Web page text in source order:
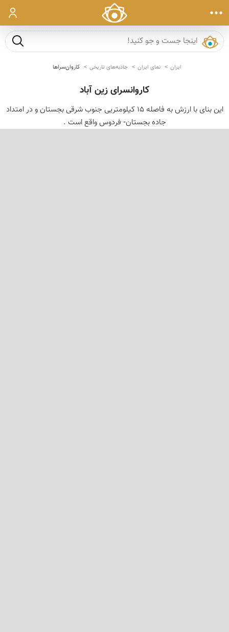
ورود
جست و
ایران نمای ایران جاذبه‌های تاریخی کاروان‌سراها
کاروانسرای زین آباد
این بنای با ارزش به فاصله 15 كیلومتریی جنوب شرقی بجستان و در امتداد
جاده بجستان- فردوس واقع است .